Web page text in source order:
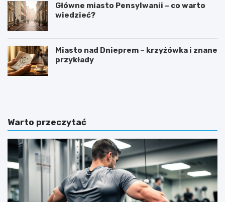
Główne miasto Pensylwanii – co warto
wiedzieć?
Miasto nad Dnieprem – krzyżówka i znane
przykłady
J
b
r
a
s
p
r
z
ę
D
g
o
m
n
i
t
o
r
Warto przeczytać